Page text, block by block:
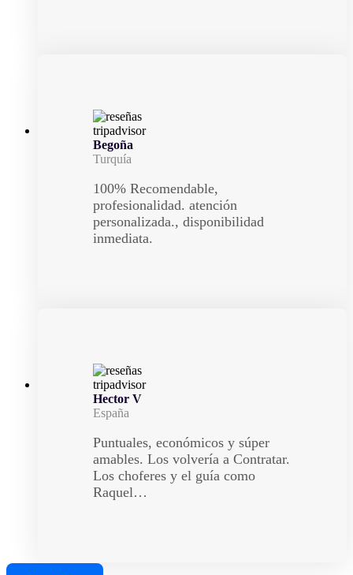
Begoña
Turquía
100% Recomendable,
profesionalidad. atención
personalizada., disponibilidad
inmediata.
Hector V
España
Puntuales, económicos y súper
amables. Los volvería a Contratar.
Los choferes y el guía como
Raquel…